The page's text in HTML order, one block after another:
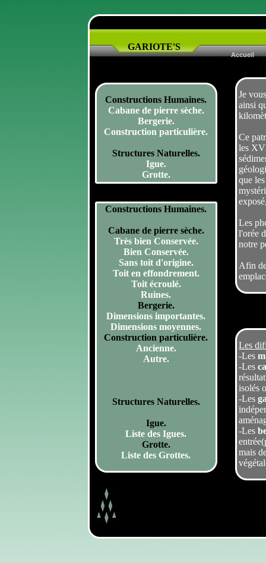
GARIOTE'S
Accueil
Constructions Humaines.
Cabane de pierre sèche.
Bergerie.
Construction particulière.
Structures Naturelles.
Igue.
Grotte.
Constructions Humaines.
Cabane de pierre sèche.
Très bien Conservée.
Bien Conservée.
Sans toit d'origine.
Toit en effondrement.
Toit écroulé.
Ruines.
Bergerie.
Dimensions importantes.
Dimensions moyennes.
Construction particulière.
Ancienne.
Autre.
Structures Naturelles.
Igue.
Liste des Igues.
Grotte.
Liste des Grottes.
Je
ainsi
Ce
les
que
Les
l'orée
notre
Afin
Les
-Les
-Les
isolés
-Les
-Les
mais